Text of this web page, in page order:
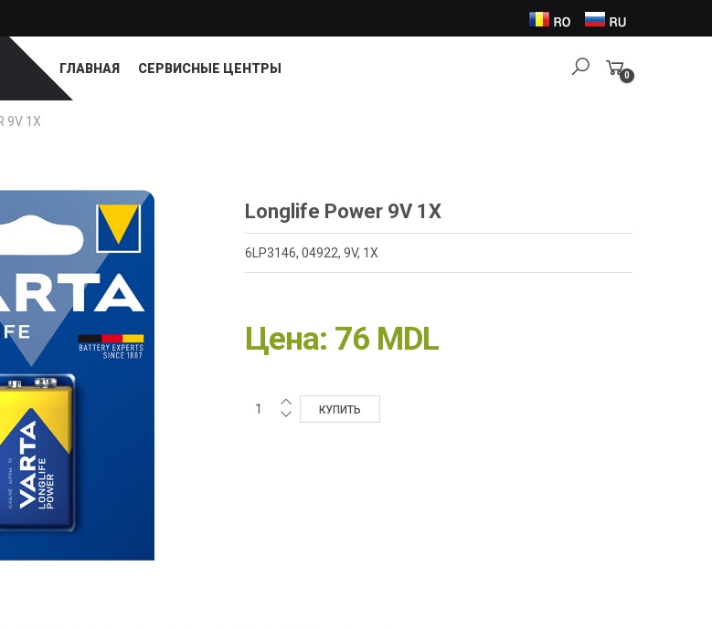
ГЛАВНАЯ СЕРВИСНЫЕ ЦЕНТРЫ
0
9V 1X
Longlife Power 9V 1X
6LP3146, 04922, 9V, 1X
Цена: 76 MDL